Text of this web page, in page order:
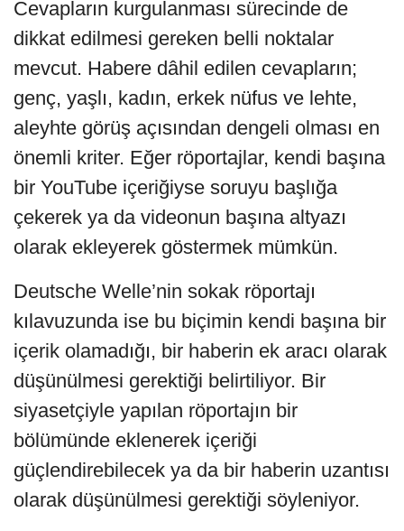
Cevapların kurgulanması sürecinde de
dikkat edilmesi gereken belli noktalar
mevcut. Habere dâhil edilen cevapların;
genç, yaşlı, kadın, erkek nüfus ve lehte,
aleyhte görüş açısından dengeli olması en
önemli kriter. Eğer röportajlar, kendi başına
bir YouTube içeriğiyse soruyu başlığa
çekerek ya da videonun başına altyazı
olarak ekleyerek göstermek mümkün.
Deutsche Welle’nin sokak röportajı
kılavuzunda ise bu biçimin kendi başına bir
içerik olamadığı, bir haberin ek aracı olarak
düşünülmesi gerektiği belirtiliyor. Bir
siyasetçiyle yapılan röportajın bir
bölümünde eklenerek içeriği
güçlendirebilecek ya da bir haberin uzantısı
olarak düşünülmesi gerektiği söyleniyor.